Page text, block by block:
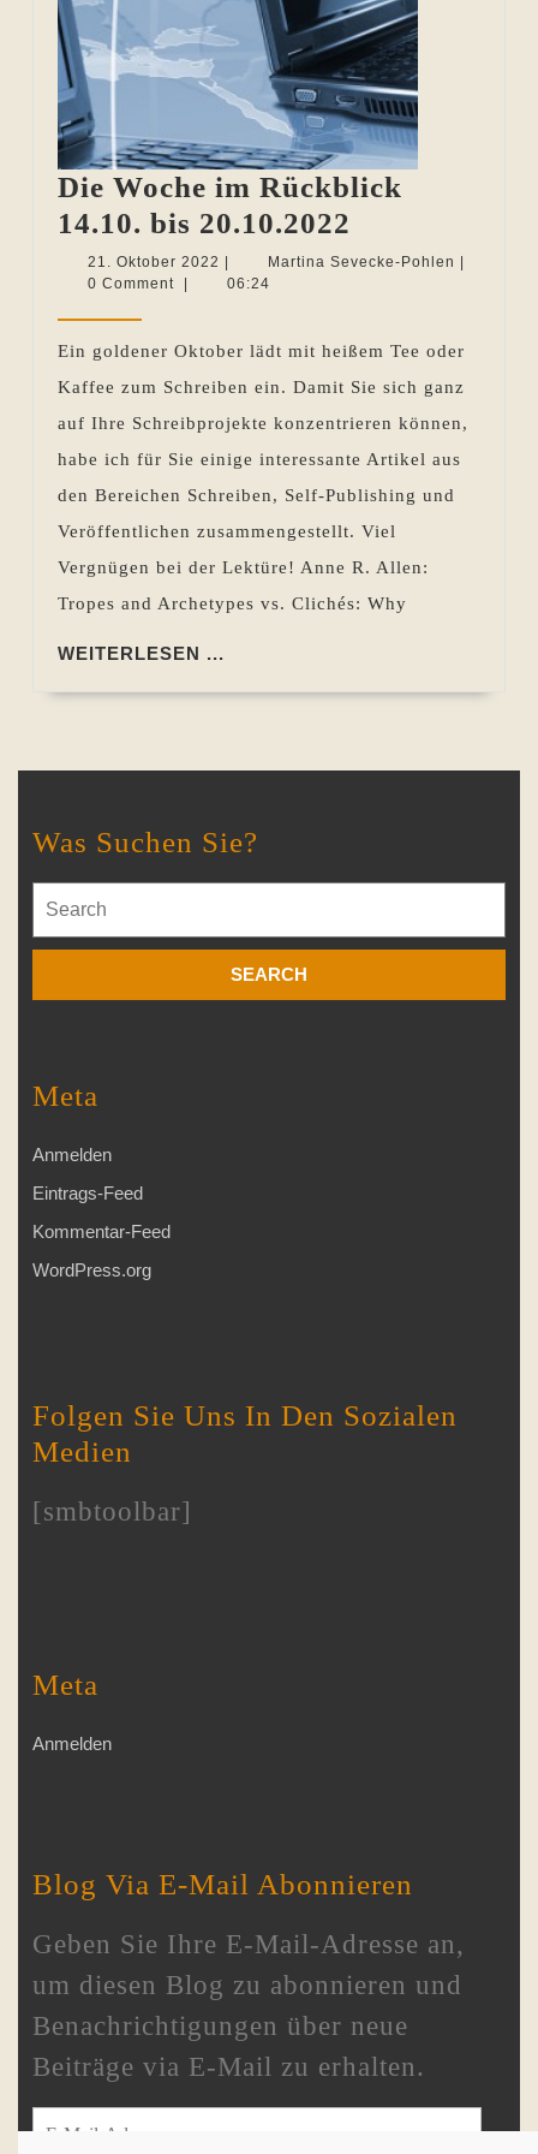
Die Woche im Rückblick
14.10. bis 20.10.2022
Woche
14.10.
bis
20.10.2022
21. Oktober 2022 21.
Oktober
Martina Sevecke-Pohlen Martina
0 Comment
06:24
Ein goldener Oktober lädt mit heißem Tee oder
Kaffee zum Schreiben ein. Damit Sie sich ganz
auf Ihre Schreibprojekte konzentrieren können,
habe ich für Sie einige interessante Artikel aus
den Bereichen Schreiben, Self-Publishing und
Veröffentlichen zusammengestellt. Viel
Vergnügen bei der Lektüre! Anne R. Allen:
Tropes and Archetypes vs. Clichés: Why
WEITERLESEN ...
Was Suchen Sie?
for:
Meta
Anmelden
Eintrags-Feed
Kommentar-Feed
WordPress.org
Folgen Sie Uns In Den Sozialen
Medien
[smbtoolbar]
Meta
Anmelden
Blog Via E-Mail Abonnieren
Geben Sie Ihre E-Mail-Adresse an,
um diesen Blog zu abonnieren und
Benachrichtigungen über neue
Beiträge via E-Mail zu erhalten.
E-Mail-Adresse